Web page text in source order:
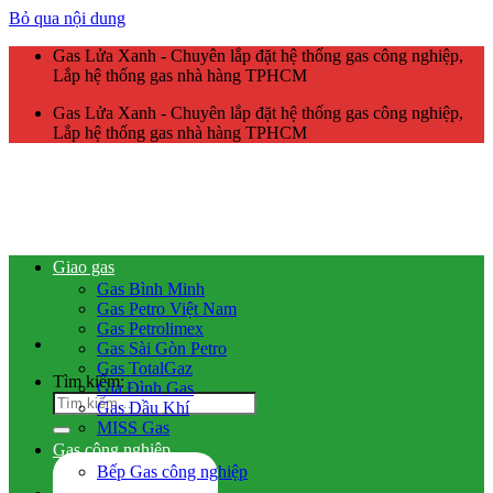
Bỏ qua nội dung
Gas Lửa Xanh - Chuyên lắp đặt hệ thống gas công nghiệp,
Lắp hệ thống gas nhà hàng TPHCM
Gas Lửa Xanh - Chuyên lắp đặt hệ thống gas công nghiệp,
Lắp hệ thống gas nhà hàng TPHCM
Tìm kiếm:
Giao gas
Gas Bình Minh
Gas Petro Việt Nam
Gas Petrolimex
Gas Sài Gòn Petro
Gas TotalGaz
Gia Đình Gas
Gas Dầu Khí
MISS Gas
Gas công nghiệp
Bếp Gas công nghiệp